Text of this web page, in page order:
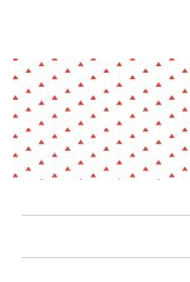
TYPE DE RESSOURCES
MATÉRIAUX